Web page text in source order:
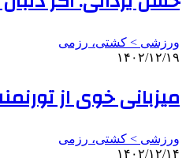
ورزشی > کشتی، رزمی
۱۴۰۲/۱۲/۱۹
میزبانی خوی از
ورزشی > کشتی، رزمی
۱۴۰۲/۱۲/۱۴